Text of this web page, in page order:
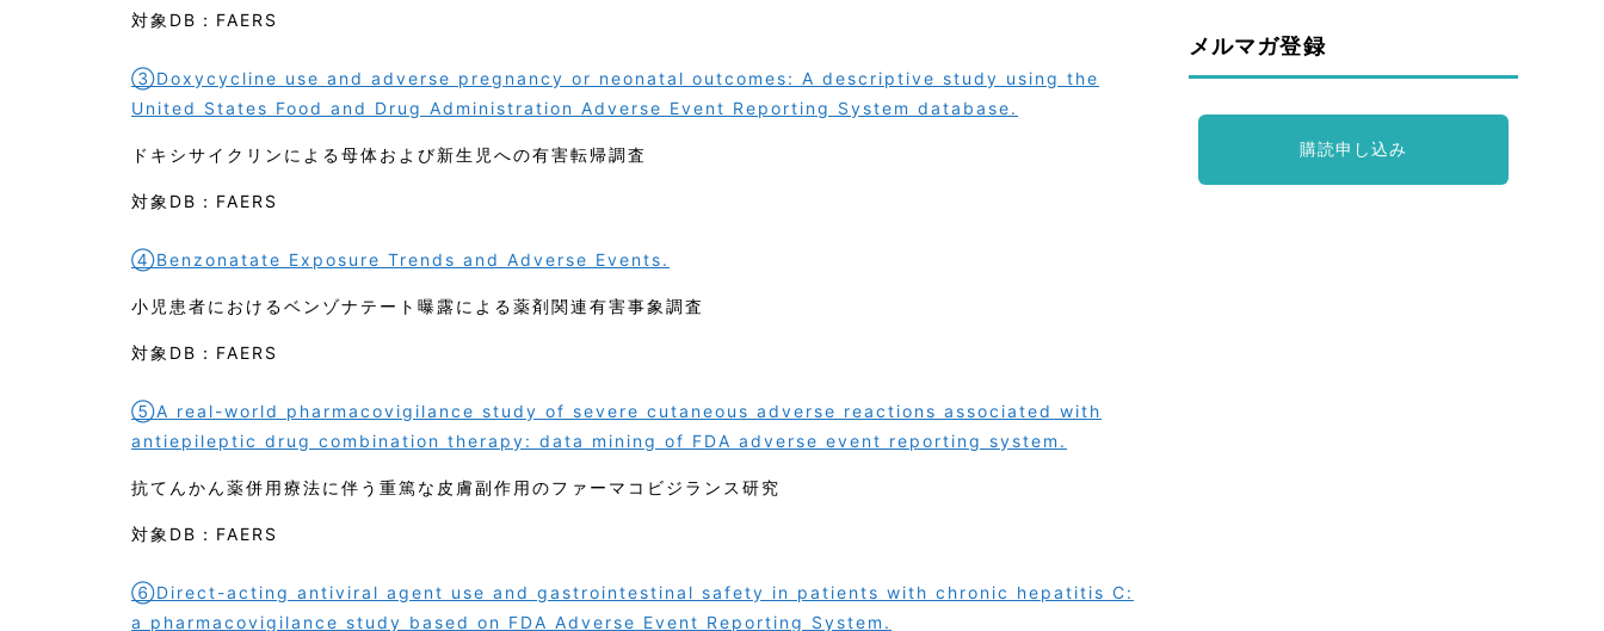
対象DB：FAERS
③Doxycycline use and adverse pregnancy or neonatal outcomes: A descriptive study using the
United States Food and Drug Administration Adverse Event Reporting System database.
ドキシサイクリンによる母体および新生児への有害転帰調査
対象DB：FAERS
④Benzonatate Exposure Trends and Adverse Events.
小児患者におけるベンゾナテート曝露による薬剤関連有害事象調査
対象DB：FAERS
⑤A real-world pharmacovigilance study of severe cutaneous adverse reactions associated with
antiepileptic drug combination therapy: data mining of FDA adverse event reporting system.
抗てんかん薬併用療法に伴う重篤な皮膚副作用のファーマコビジランス研究
対象DB：FAERS
⑥Direct-acting antiviral agent use and gastrointestinal safety in patients with chronic hepatitis C:
a pharmacovigilance study based on FDA Adverse Event Reporting System.
メルマガ登録
購読申し込み